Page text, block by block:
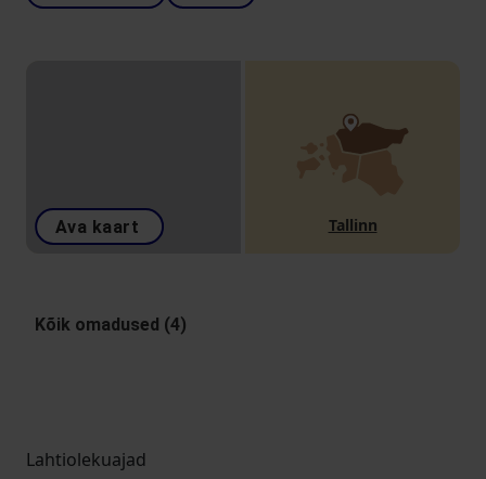
Ava kaart Tallinn
Kõik omadused (4)
Lahtiolekuajad